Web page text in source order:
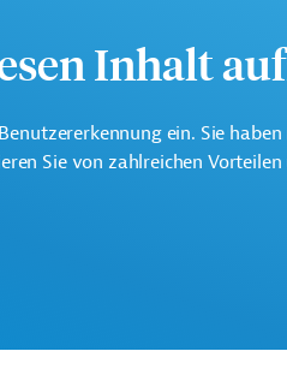
Inhalt
ein. Sie
Sie von zahlreichen